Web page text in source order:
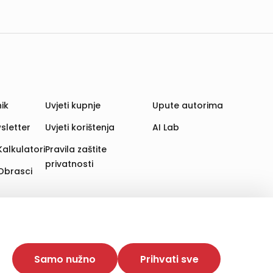
web stranica i uređaja u tu svrhu. Naši partneri
Opcija „Prihvati sve“ omogućuje postavljanje i
Samo nužno Prihvati sve
Uvjeti kupnje
Uvjeti korištenja
Pravila zaštite
privatnosti
Upute autorima
AI Lab